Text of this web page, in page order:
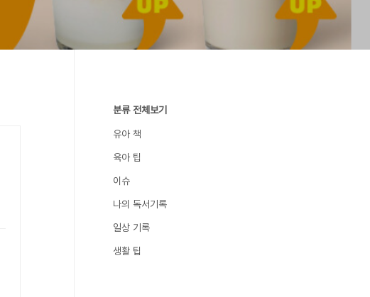
분류 전체보기
유아 책
육아 팁
이슈
나의 독서기록
일상 기록
생활 팁